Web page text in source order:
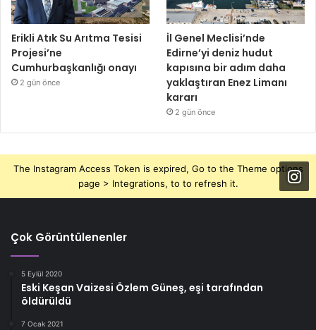
Erikli Atık Su Arıtma Tesisi
Projesi’ne
Cumhurbaşkanlığı onayı
2 gün önce
İl Genel Meclisi’nde
Edirne’yi deniz hudut
kapısına bir adım daha
yaklaştıran Enez Limanı
kararı
2 gün önce
The Instagram Access Token is expired, Go to the Theme options
page > Integrations, to to refresh it.
Çok Görüntülenenler
5 Eylül 2020
Eski Keşan Vaizesi Özlem Güneş, eşi tarafından
öldürüldü
7 Ocak 2021